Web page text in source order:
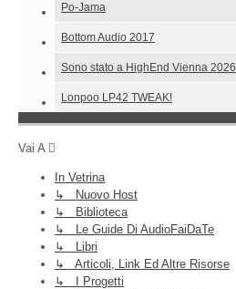
Po-Jama
Bottom Audio 2017
Sono stato a HighEnd Vienna 2026
Lonpoo LP42 TWEAK!
Vai A
In Vetrina
↳ Nuovo Host
↳ Biblioteca
↳ Le Guide Di AudioFaiDaTe
↳ Libri
↳ Articoli, Link Ed Altre Risorse
↳ I Progetti